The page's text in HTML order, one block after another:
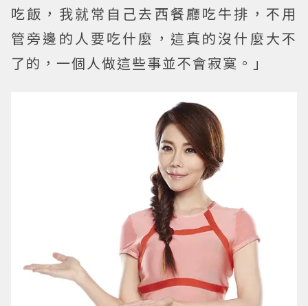
吃飯，我就常自己去西餐廳吃牛排，不用
管旁邊的人要吃什麼，這真的沒什麼大不
了的，一個人做這些事並不會寂寞。」